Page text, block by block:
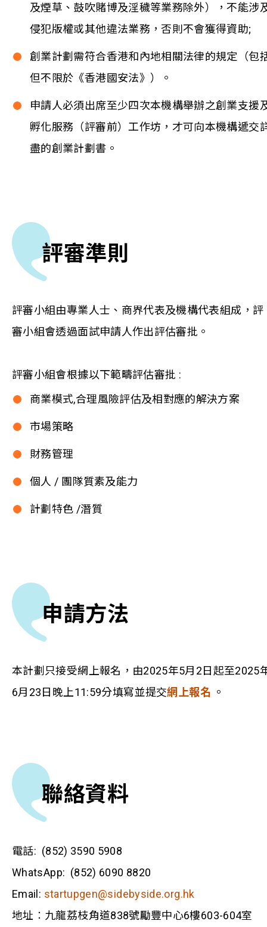
及煙草、鼓吹賭博及淫穢等業務除外），不能涉
侵犯版權或其他違法業務，否則不會獲得資助;
創業計劃需符合香港和內地相關法律的規定（包
但不限於《香港國安法》）。
申請人必須出席至少四次本機構舉辦之創業支援
孵化服務（評審前）工作坊，才可向本機構遞交
盡的創業計劃書。
評審準則
評審小組由專業人士、商界代表及機構代表組成，評
審小組會透過面試申請人作出評估審批。
評審小組會根據以下範疇評估審批 :
商業模式,合理風險評估及相對應的解決方案
市場策略
財務管理
個人 / 團隊質素及能力
計劃特色 /潛質
申請方法
本計劃只接受網上報名，由2025年5月2日起至2025
6月23日晚上11:59分填寫並提交網上報名 。
聯絡資料
電話: (852) 3590 5908
WhatsApp: (852) 6090 8820
Email: startupgen@sidebyside.org.hk
地址︰九龍荔枝角道838號勵豐中心6樓603-604室